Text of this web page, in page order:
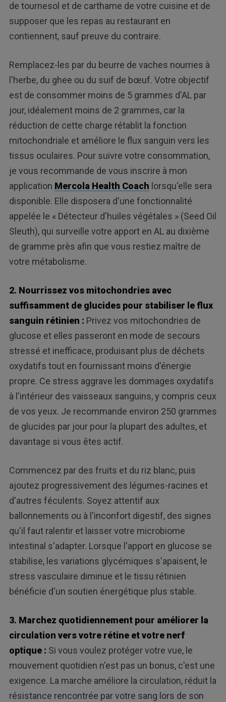
de tournesol et de carthame de votre cuisine et de
supposer que les repas au restaurant en
contiennent, sauf preuve du contraire.
Remplacez-les par du beurre de vaches nourries à
l'herbe, du ghee ou du suif de bœuf. Votre objectif
est de consommer moins de 5 grammes d'AL par
jour, idéalement moins de 2 grammes, car la
réduction de cette charge rétablit la fonction
mitochondriale et améliore le flux sanguin vers les
tissus oculaires. Pour suivre votre consommation,
je vous recommande de vous inscrire à mon
application Mercola Health Coach lorsqu'elle sera
disponible. Elle disposera d'une fonctionnalité
appelée le « Détecteur d'huiles végétales » (Seed Oil
Sleuth), qui surveille votre apport en AL au dixième
de gramme près afin que vous restiez maître de
votre métabolisme.
2. Nourrissez vos mitochondries avec
suffisamment de glucides pour stabiliser le flux
sanguin rétinien : Privez vos mitochondries de
glucose et elles passeront en mode de secours
stressé et inefficace, produisant plus de déchets
oxydatifs tout en fournissant moins d'énergie
propre. Ce stress aggrave les dommages oxydatifs
à l'intérieur des vaisseaux sanguins, y compris ceux
de vos yeux. Je recommande environ 250 grammes
de glucides par jour pour la plupart des adultes, et
davantage si vous êtes actif.
Commencez par des fruits et du riz blanc, puis
ajoutez progressivement des légumes-racines et
d'autres féculents. Soyez attentif aux
ballonnements ou à l'inconfort digestif, des signes
qu'il faut ralentir et laisser votre microbiome
intestinal s'adapter. Lorsque l'apport en glucose se
stabilise, les variations glycémiques s'apaisent, le
stress vasculaire diminue et le tissu rétinien
bénéficie d'un soutien énergétique plus stable.
3. Marchez quotidiennement pour améliorer la
circulation vers votre rétine et votre nerf
optique : Si vous voulez protéger votre vue, le
mouvement quotidien n'est pas un bonus, c'est une
exigence. La marche améliore la circulation, réduit la
résistance rencontrée par votre sang lors de son